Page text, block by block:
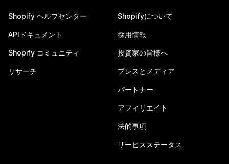
Shopify ヘルプセンター
APIドキュメント
Shopify コミュニティ
リサーチ
Shopifyについて
採用情報
投資家の皆様へ
プレスとメディア
パートナー
アフィリエイト
法的事項
サービスステータス